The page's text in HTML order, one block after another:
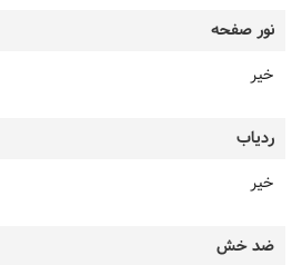
نور صفحه
خیر
ردیاب
خیر
ضد خش